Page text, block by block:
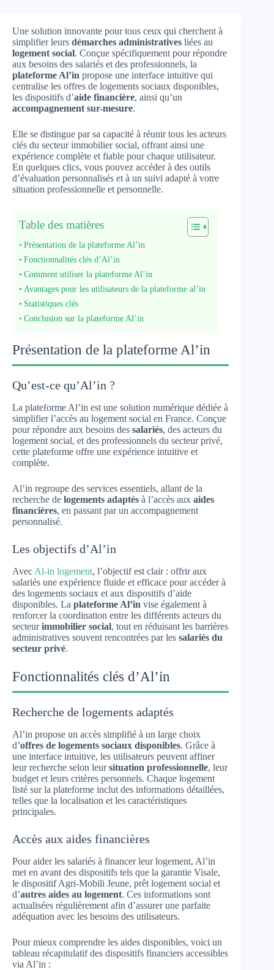
Une solution innovante pour tous ceux qui cherchent à
simplifier leurs démarches administratives liées au
logement social. Conçue spécifiquement pour répondre
aux besoins des salariés et des professionnels, la
plateforme Al’in propose une interface intuitive qui
centralise les offres de logements sociaux disponibles,
les dispositifs d’aide financière, ainsi qu’un
accompagnement sur-mesure.
Elle se distingue par sa capacité à réunir tous les acteurs
clés du secteur immobilier social, offrant ainsi une
expérience complète et fiable pour chaque utilisateur.
En quelques clics, vous pouvez accéder à des outils
d’évaluation personnalisés et à un suivi adapté à votre
situation professionnelle et personnelle.
Table des matières
Présentation de la plateforme Al’in
Fonctionnalités clés d’Al’in
Comment utiliser la plateforme Al’in
Avantages pour les utilisateurs de la plateforme al’in
Statistiques clés
Conclusion sur la plateforme Al’in
Présentation de la plateforme Al’in
Qu’est-ce qu’Al’in ?
La plateforme Al’in est une solution numérique dédiée à
simplifier l’accès au logement social en France. Conçue
pour répondre aux besoins des salariés, des acteurs du
logement social, et des professionnels du secteur privé,
cette plateforme offre une expérience intuitive et
complète.
Al’in regroupe des services essentiels, allant de la
recherche de logements adaptés à l’accès aux aides
financières, en passant par un accompagnement
personnalisé.
Les objectifs d’Al’in
Avec Al-in logement, l’objectif est clair : offrir aux
salariés une expérience fluide et efficace pour accéder à
des logements sociaux et aux dispositifs d’aide
disponibles. La plateforme Al’in vise également à
renforcer la coordination entre les différents acteurs du
secteurimmobilier social, tout en réduisant les barrières
administratives souvent rencontrées par les salariés du
secteur privé.
Fonctionnalités clés d’Al’in
Recherche de logements adaptés
Al’in propose un accès simplifié à un large choix
d’offres de logements sociaux disponibles. Grâce à
une interface intuitive, les utilisateurs peuvent affiner
leur recherche selon leursituation professionnelle, leur
budget et leurs critères personnels. Chaque logement
listé sur la plateforme inclut des informations détaillées,
telles que la localisation et les caractéristiques
principales.
Accès aux aides financières
Pour aider les salariés à financer leur logement, Al’in
met en avant des dispositifs tels que la garantie Visale,
le dispositif Agri-Mobili Jeune, prêt logement social et
d’autres aides au logement. Ces informations sont
actualisées régulièrement afin d’assurer une parfaite
adéquation avec les besoins des utilisateurs.
Pour mieux comprendre les aides disponibles, voici un
tableau récapitulatif des dispositifs financiers accessibles
via Al’in :